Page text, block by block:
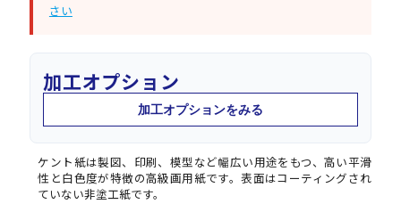
さい
加工オプション
加工オプションをみる
ケント紙は製図、印刷、模型など幅広い用途をもつ、高い平滑
性と白色度が特徴の高級画用紙です。表面はコーティングされ
ていない非塗工紙です。